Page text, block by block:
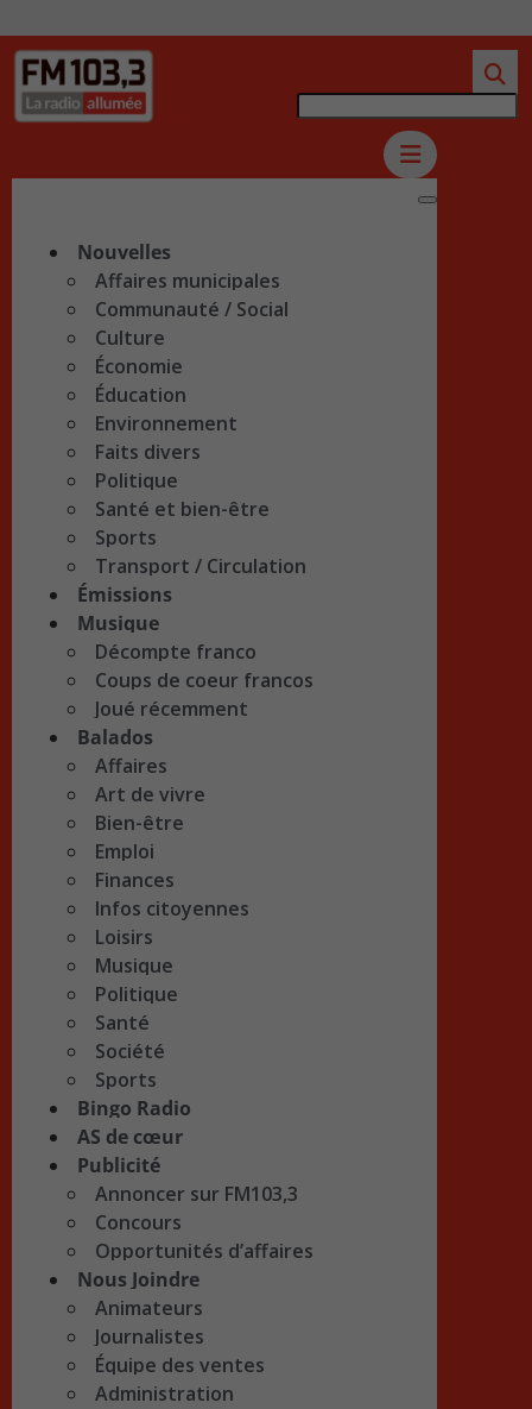
Nouvelles
Affaires municipales
Communauté / Social
Culture
Économie
Éducation
Environnement
Faits divers
Politique
Santé et bien-être
Sports
Transport / Circulation
Émissions
Musique
Décompte franco
Coups de coeur francos
Joué récemment
Balados
Affaires
Art de vivre
Bien-être
Emploi
Finances
Infos citoyennes
Loisirs
Musique
Politique
Santé
Société
Sports
Bingo Radio
AS de cœur
Publicité
Annoncer sur FM103,3
Concours
Opportunités d’affaires
Nous Joindre
Animateurs
Journalistes
Équipe des ventes
Administration